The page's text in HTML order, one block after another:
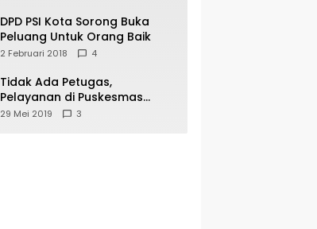
DPD PSI Kota Sorong Buka
Peluang Untuk Orang Baik
2 Februari 2018 4
Tidak Ada Petugas,
Pelayanan di Puskesmas
Mare-Maybrat Lumpuh
29 Mei 2019 3